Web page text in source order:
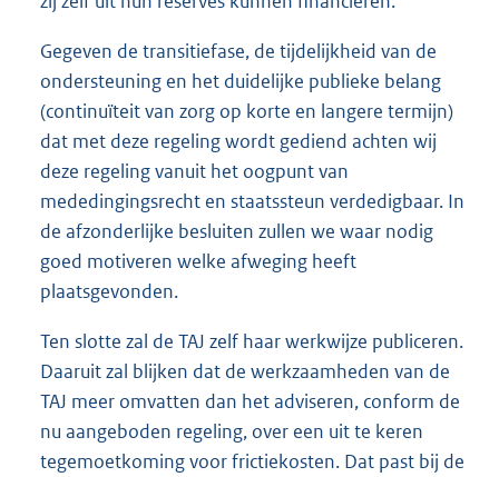
Gegeven de transitiefase, de tijdelijkheid van de
ondersteuning en het duidelijke publieke belang
(continuïteit van zorg op korte en langere termijn)
dat met deze regeling wordt gediend achten wij
deze regeling vanuit het oogpunt van
mededingingsrecht en staatssteun verdedigbaar. In
de afzonderlijke besluiten zullen we waar nodig
goed motiveren welke afweging heeft
plaatsgevonden.
Ten slotte zal de TAJ zelf haar werkwijze publiceren.
Daaruit zal blijken dat de werkzaamheden van de
TAJ meer omvatten dan het adviseren, conform de
nu aangeboden regeling, over een uit te keren
tegemoetkoming voor frictiekosten. Dat past bij de